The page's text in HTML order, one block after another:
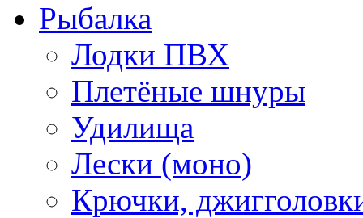
Рыбалка
Лодки ПВХ
Плетёные шнуры
Удилища
Лески (моно)
Крючки,